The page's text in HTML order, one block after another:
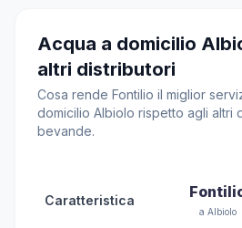
Acqua a domicilio
altri distributori
Cosa rende Fontilio il miglior
domicilio Albiolo rispetto agli altri
bevande.
Caratteristica
a Albiolo